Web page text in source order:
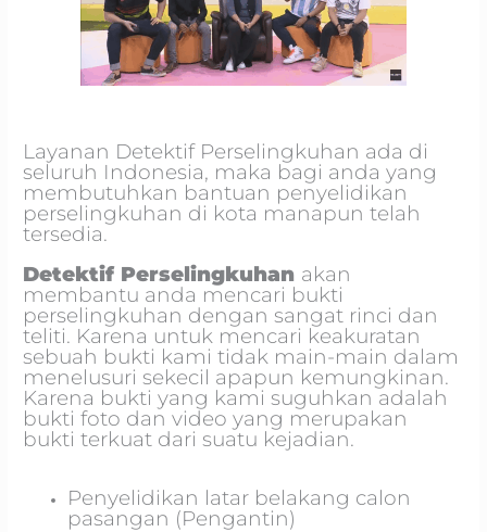
Layanan Detektif Perselingkuhan ada di
seluruh Indonesia, maka bagi anda yang
membutuhkan bantuan penyelidikan
perselingkuhan di kota manapun telah
tersedia.
Detektif Perselingkuhan akan
membantu anda mencari bukti
perselingkuhan dengan sangat rinci dan
teliti. Karena untuk mencari keakuratan
sebuah bukti kami tidak main-main dalam
menelusuri sekecil apapun kemungkinan.
Karena bukti yang kami suguhkan adalah
bukti foto dan video yang merupakan
bukti terkuat dari suatu kejadian.
Penyelidikan latar belakang calon
pasangan (Pengantin)